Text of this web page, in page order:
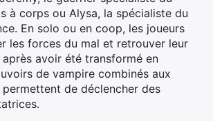
à corps ou Alysa, la spécialiste du
En solo ou en coop, les joueurs
les forces du mal et retrouver leur
avoir été transformé en
de vampire combinés aux
permettent de déclencher des